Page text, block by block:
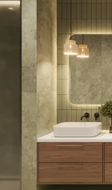
инсталляцией
тумба в
стиральную